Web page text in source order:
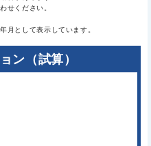
せください。
月として表示しています。
ン（試算）